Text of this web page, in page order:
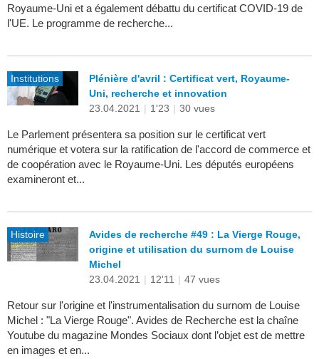
Royaume-Uni et a également débattu du certificat COVID-19 de
l'UE. Le programme de recherche...
Institutions
Plénière d'avril : Certificat vert, Royaume-
Uni, recherche et innovation
23.04.2021 | 1'23 | 30 vues
Le Parlement présentera sa position sur le certificat vert
numérique et votera sur la ratification de l'accord de commerce et
de coopération avec le Royaume-Uni. Les députés européens
examineront et...
Histoire
Avides de recherche #49 : La Vierge Rouge,
origine et utilisation du surnom de Louise
Michel
23.04.2021 | 12'11 | 47 vues
Retour sur l'origine et l'instrumentalisation du surnom de Louise
Michel : "La Vierge Rouge". Avides de Recherche est la chaîne
Youtube du magazine Mondes Sociaux dont l’objet est de mettre
en images et en...